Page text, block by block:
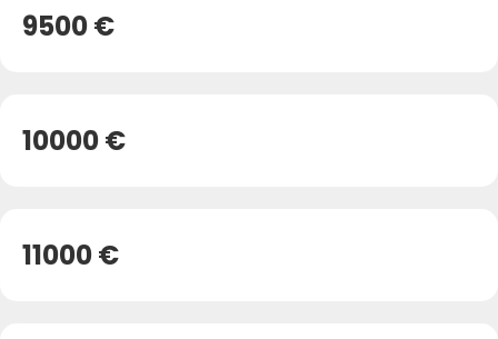
9500 €
10000 €
11000 €